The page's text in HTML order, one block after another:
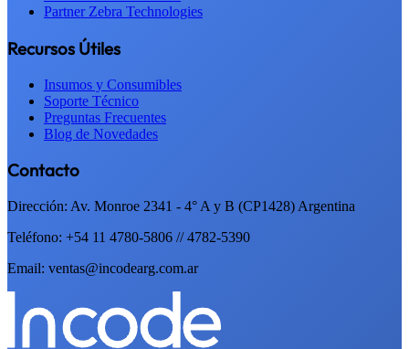
Partner Zebra Technologies
Recursos Útiles
Insumos y Consumibles
Soporte Técnico
Preguntas Frecuentes
Blog de Novedades
Contacto
Dirección: Av. Monroe 2341 - 4° A y B (CP1428) Argentina
Teléfono: +54 11 4780-5806 // 4782-5390
Email: ventas@incodearg.com.ar